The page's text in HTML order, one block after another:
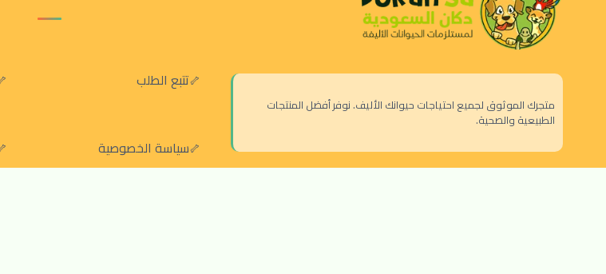
متجرك الموثوق لجميع احتياجات حيوانك الأليف. نوفر أفضل المنتجات
الطبيعية والصحية.
تتبع الطلب
سياسة الخصوصية